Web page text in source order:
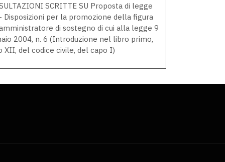
SCRITTE SU Proposta di legge
Disposizioni per la promozione della figura
di sostegno di cui alla legge 9
2004, n. 6 (Introduzione nel libro primo,
XII, del codice civile, del capo I)